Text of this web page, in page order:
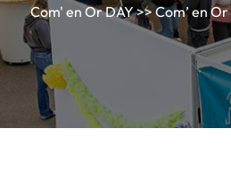
Com' en Or DAY>> Com’ en